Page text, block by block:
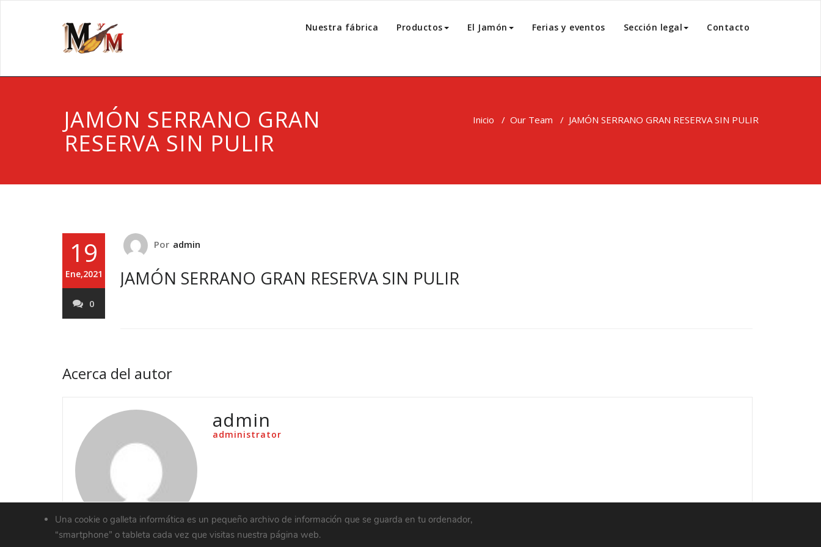
Nuestra fábrica Productos El Jamón Ferias y eventos Sección legal Contacto
JAMÓN SERRANO GRAN
RESERVA SIN PULIR
Inicio / Our Team / JAMÓN SERRANO GRAN RESERVA SIN PULIR
19
Ene,2021
0
Por admin
JAMÓN SERRANO GRAN RESERVA SIN PULIR
Acerca del autor
admin
administrator
Una cookie o galleta informática es un pequeño archivo de información que se guarda en tu ordenador,
“smartphone” o tableta cada vez que visitas nuestra página web.